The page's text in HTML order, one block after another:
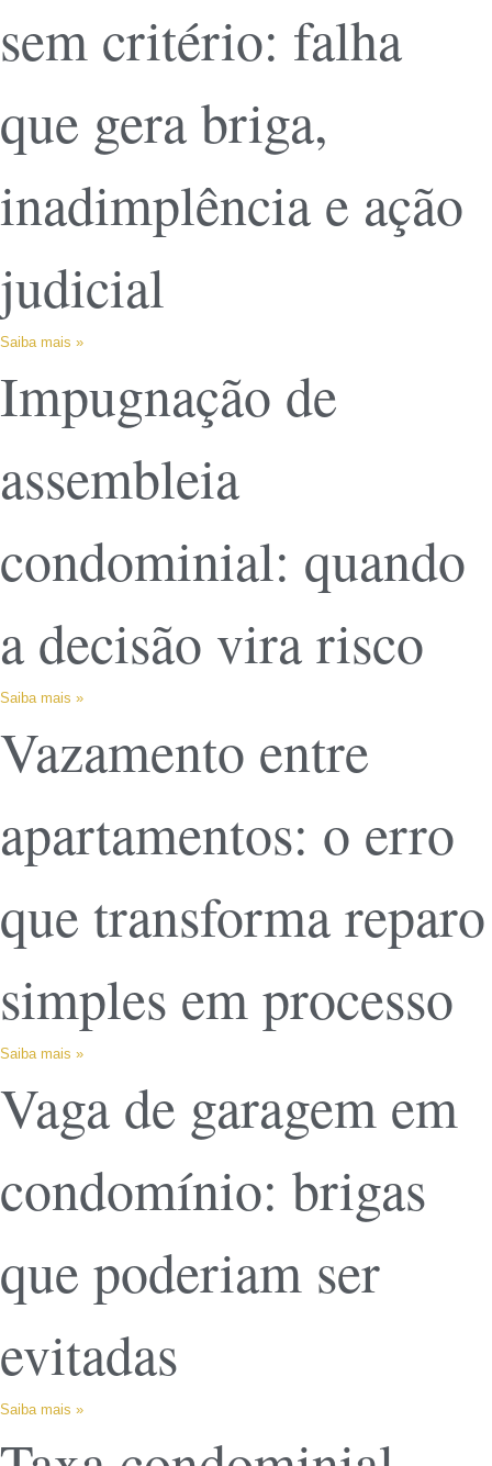
sem critério: falha
que gera briga,
inadimplência e ação
judicial
Saiba mais »
Impugnação de
assembleia
condominial: quando
a decisão vira risco
Saiba mais »
Vazamento entre
apartamentos: o erro
que transforma reparo
simples em processo
Saiba mais »
Vaga de garagem em
condomínio: brigas
que poderiam ser
evitadas
Saiba mais »